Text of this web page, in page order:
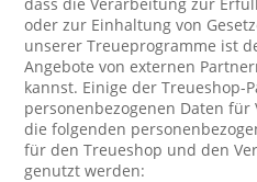
oder zur Einhaltung von
unserer Treueprogramme ist
Angebote von externen
kannst. Einige der Treueshop-
personenbezogenen Daten für
die folgenden
für den Treueshop und den
genutzt werden: